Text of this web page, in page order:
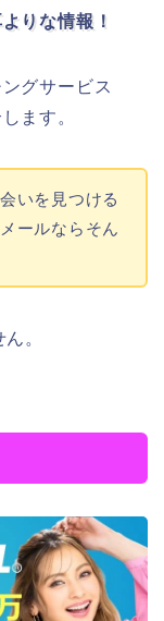
りな情報！
グサービス
ます。
いを見つける
ールならそん
。